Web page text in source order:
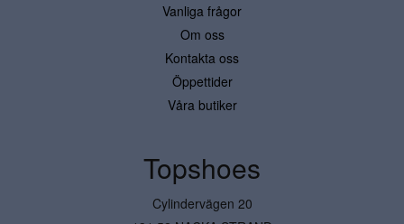
Vanliga frågor
Om oss
Kontakta oss
Öppettider
Våra butiker
Topshoes
Cylindervägen 20